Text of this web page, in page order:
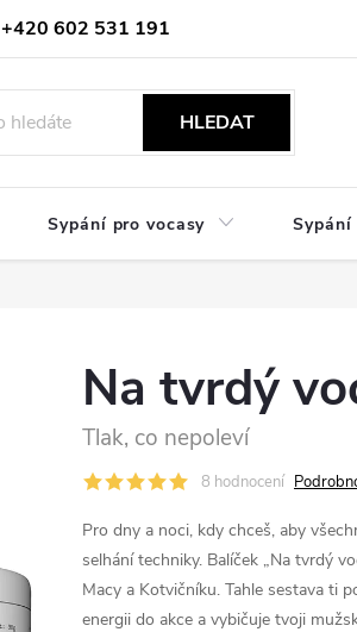
+420 602 531 191
Obchodní sdělení Hodnocení obchodu
HLEDAT
Sypání pro vocasy Sypání
Na tvrdý
Tlak, co nepoleví
8 hodnocení
Pro dny a noci, kdy chceš, aby
selhání techniky. Balíček „Na tvrdý
Macy a Kotvičníku. Tahle sestava ti
energii do akce a vybičuje tvoji